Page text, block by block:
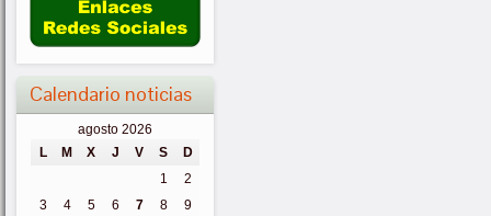
Calendario noticias
agosto 2026
L
M X J V S
D
1
2
3
4 5 6 7 8
9